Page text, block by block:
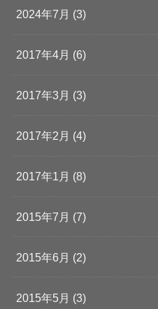
2024年7月 (3)
2017年4月 (6)
2017年3月 (3)
2017年2月 (4)
2017年1月 (8)
2015年7月 (7)
2015年6月 (2)
2015年5月 (3)